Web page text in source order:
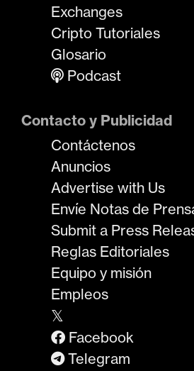
Exchanges
Cripto Tutoriales
Glosario
Podcast
Contacto y Publicidad
Contáctenos
Anuncios
Advertise with Us
Envíe Notas de
Submit a Press
Reglas Editoriales
Equipo y misión
Empleos
𝕏
Facebook
Telegram